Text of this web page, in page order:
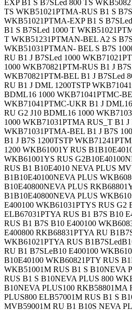
EXP B1 S B7SLed 800 TS
TS WKB51021PTMA-RUS B1 S
WKB51021PTMA-EXP B1 S
B1 S B7SLed 1000 T
T WKB51231PTMAN-BEL A2 S
WKB51031PTMAN- BEL S B7S
RU B1 J B7SLed 1000
1000 WKB70821PTM-RUS B1 J
WKB70821PTM-BEL B1 J B7SLed
RU B1 J DML 1200TSTP
BDML16 1000 WKB71041PTMC-
WKB71041PTMC-UKR B1 J
RU G2 J10 BDML16 1000
1000 WKB71031PTMA RUS_T B1 J
WKB71031PTMA-BEL B1 J B7S
B1 J B7S 1200TSTP
1200 WKB61001Y RUS
WKB61001YS RUS
RUS B1 B10E4010 NEVA PLUS
B1B10E40100NEVA PLUS
B10E40800NEVA PLUS
B1B10E40800NEVA PLUS
E400100 WKB61031PTYS RUS G2
ELB67031PTYA RUS B1 B7S B10
RUS B1 B7S B10 E400100
E400800 RKB68831PTYA RU
WKB61021PTYA RUS
RU B1 B7SLeB10 E400100
B10E40100 WKB60821PTY RUS
WKB51001M RUS B1 S B10NEVA
RUS B1 S B10NEVA PLUS 800
B10NEVA PLUS100 RKB58801MA
PLUS800 ELB57001M RUS B1 S
MVB59001M RU B1 B10S NEVA